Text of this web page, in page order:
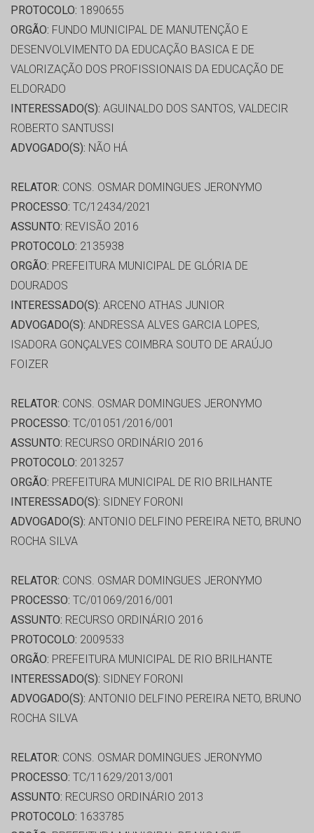
PROTOCOLO: 1890655
ORGÃO: FUNDO MUNICIPAL DE MANUTENÇÃO E
DESENVOLVIMENTO DA EDUCAÇÃO BASICA E DE
VALORIZAÇÃO DOS PROFISSIONAIS DA EDUCAÇÃO DE
ELDORADO
INTERESSADO(S): AGUINALDO DOS SANTOS, VALDECIR
ROBERTO SANTUSSI
ADVOGADO(S): NÃO HÁ
RELATOR: CONS. OSMAR DOMINGUES JERONYMO
PROCESSO: TC/12434/2021
ASSUNTO: REVISÃO 2016
PROTOCOLO: 2135938
ORGÃO: PREFEITURA MUNICIPAL DE GLÓRIA DE
DOURADOS
INTERESSADO(S): ARCENO ATHAS JUNIOR
ADVOGADO(S): ANDRESSA ALVES GARCIA LOPES,
ISADORA GONÇALVES COIMBRA SOUTO DE ARAÚJO
FOIZER
RELATOR: CONS. OSMAR DOMINGUES JERONYMO
PROCESSO: TC/01051/2016/001
ASSUNTO: RECURSO ORDINÁRIO 2016
PROTOCOLO: 2013257
ORGÃO: PREFEITURA MUNICIPAL DE RIO BRILHANTE
INTERESSADO(S): SIDNEY FORONI
ADVOGADO(S): ANTONIO DELFINO PEREIRA NETO, BRUNO
ROCHA SILVA
RELATOR: CONS. OSMAR DOMINGUES JERONYMO
PROCESSO: TC/01069/2016/001
ASSUNTO: RECURSO ORDINÁRIO 2016
PROTOCOLO: 2009533
ORGÃO: PREFEITURA MUNICIPAL DE RIO BRILHANTE
INTERESSADO(S): SIDNEY FORONI
ADVOGADO(S): ANTONIO DELFINO PEREIRA NETO, BRUNO
ROCHA SILVA
RELATOR: CONS. OSMAR DOMINGUES JERONYMO
PROCESSO: TC/11629/2013/001
ASSUNTO: RECURSO ORDINÁRIO 2013
PROTOCOLO: 1633785